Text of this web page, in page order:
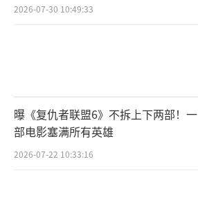
2026-07-30 10:49:33
曝《复仇者联盟6》不拆上下两部！一
部电影塞满所有英雄
2026-07-22 10:33:16